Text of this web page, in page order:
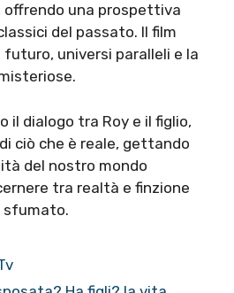
una prospettiva
del passato. Il film
futuro, universi paralleli e la
il dialogo tra Roy e il figlio,
ciò che è reale, gettando
del nostro mondo
tra realtà e finzione
sfumato.